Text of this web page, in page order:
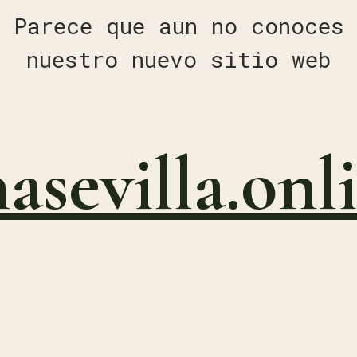
Parece que aun no conoces
nuestro nuevo sitio web